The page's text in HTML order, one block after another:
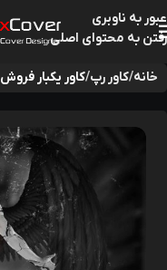
عبور به ناوبری
رفتن به محتوای اصلی
خانه کاور رپ کاور یکبار فروش